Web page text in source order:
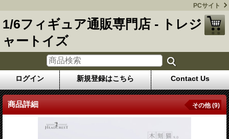
PCサイト
1/6フィギュア通販専門店 - トレジ
ャートイズ
ログイン 新規登録はこちら Contact Us
商品詳細 その他 (9)